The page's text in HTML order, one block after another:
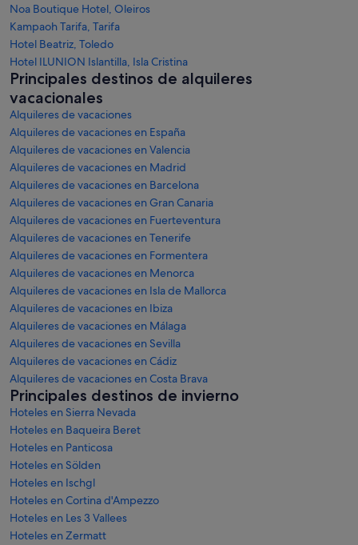
Noa Boutique Hotel, Oleiros
Kampaoh Tarifa, Tarifa
Hotel Beatriz, Toledo
Hotel ILUNION Islantilla, Isla Cristina
Principales destinos de alquileres
vacacionales
Alquileres de vacaciones
Alquileres de vacaciones en España
Alquileres de vacaciones en Valencia
Alquileres de vacaciones en Madrid
Alquileres de vacaciones en Barcelona
Alquileres de vacaciones en Gran Canaria
Alquileres de vacaciones en Fuerteventura
Alquileres de vacaciones en Tenerife
Alquileres de vacaciones en Formentera
Alquileres de vacaciones en Menorca
Alquileres de vacaciones en Isla de Mallorca
Alquileres de vacaciones en Ibiza
Alquileres de vacaciones en Málaga
Alquileres de vacaciones en Sevilla
Alquileres de vacaciones en Cádiz
Alquileres de vacaciones en Costa Brava
Principales destinos de invierno
Hoteles en Sierra Nevada
Hoteles en Baqueira Beret
Hoteles en Panticosa
Hoteles en Sölden
Hoteles en Ischgl
Hoteles en Cortina d'Ampezzo
Hoteles en Les 3 Vallees
Hoteles en Zermatt